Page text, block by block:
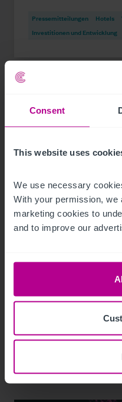
Consent
This website uses
We use necessary
With your permission, we
marketing cookies to
and to improve our
Pressemitteilungen Hotels
Investitionen und Entwicklung
1/17/2024